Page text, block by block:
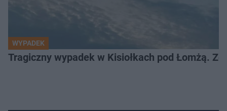
WYPADEK
Tragiczny wypadek w Kisiołkach pod Łomżą.